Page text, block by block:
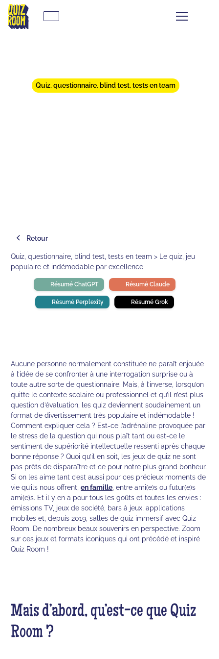
Quiz, questionnaire, blind test, tests en team
Retour
Quiz, questionnaire, blind test, tests en team > Le quiz, jeu
populaire et indémodable par excellence
Résumé ChatGPT Résumé Claude
Résumé Perplexity Résumé Grok
Aucune personne normalement constituée ne paraît enjouée
à l’idée de se confronter à une interrogation surprise ou à
toute autre sorte de questionnaire. Mais, à l’inverse, lorsqu’on
quitte le contexte scolaire ou professionnel et qu’il n’est plus
question d’évaluation, les quiz deviennent soudainement un
format de divertissement très populaire et indémodable !
Comment expliquer cela ? Est-ce l’adrénaline provoquée par
le stress de la question qui nous plaît tant ou est-ce le
sentiment de supériorité intellectuelle ressenti après chaque
bonne réponse ? Quoi qu’il en soit, les jeux de quiz ne sont
pas prêts de disparaître et ce pour notre plus grand bonheur.
Si on les aime tant c’est aussi pour ces précieux moments de
vie qu’ils nous offrent,en famille , entre ami(e)s ou futur(e)s
ami(e)s. Et il y en a pour tous les goûts et toutes les envies :
émissions TV, jeux de société, bars à jeux, applications
mobiles et, depuis 2019, salles de quiz immersif avec Quiz
Room. De nombreux beaux souvenirs en perspective. Zoom
sur ces jeux et formats iconiques qui ont précédé et inspiré
Quiz Room !
Mais d’abord, qu’est-ce que Quiz
Room ?